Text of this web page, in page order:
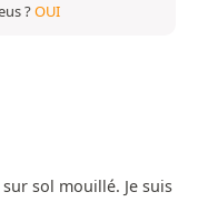
?OUI
sol mouillé. Je suis